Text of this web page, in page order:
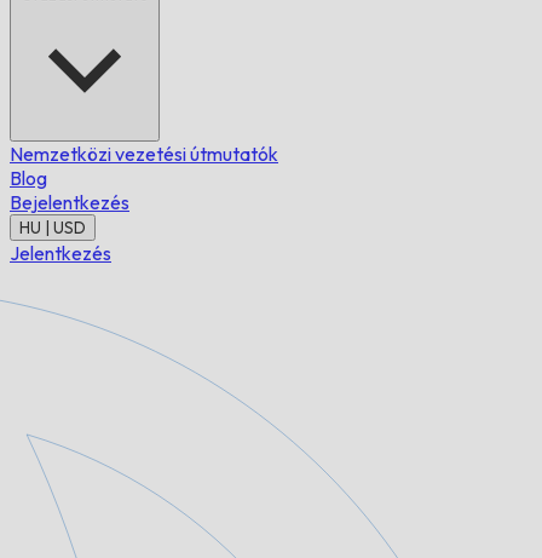
Nemzetközi vezetési útmutatók
Blog
Bejelentkezés
HU | USD
Jelentkezés